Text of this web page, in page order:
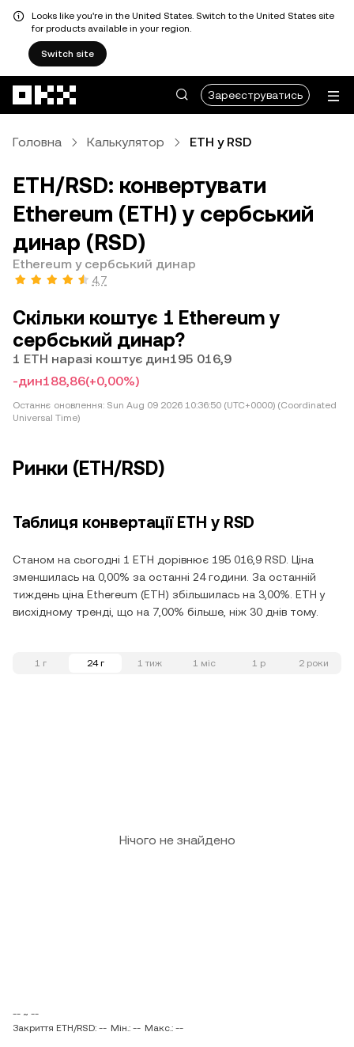
Looks like you're in the United States. Switch to the United States site
for products available in your region.
Switch site
Зареєструватись
Головна Калькулятор ETH у RSD
ETH/RSD: конвертувати
Ethereum (ETH) у сербський
динар (RSD)
Ethereum у сербський динар
4,7
Скільки коштує 1 Ethereum у
сербський динар?
1 ETH наразі коштує дин195 016,9
-дин188,86(+0,00%)
Останнє оновлення: Sun Aug 09 2026 10:36:50 (UTC+0000) (Coordinated
Universal Time)
Ринки (ETH/RSD)
Таблиця конвертації ETH у RSD
Станом на сьогодні 1 ETH дорівнює 195 016,9 RSD. Ціна
зменшилась на 0,00% за останні 24 години. За останній
тиждень ціна Ethereum (ETH) збільшилась на 3,00%. ETH у
висхідному тренді, що на 7,00% більше, ніж 30 днів тому.
1 г 24 г 1 тиж 1 міс 1 р 2 роки
Нічого не знайдено
-- ~ --
Закриття ETH/RSD: -- Мін.: -- Макс.: --